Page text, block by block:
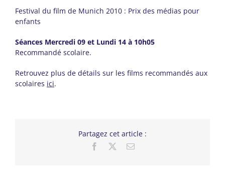
Festival du film de Munich 2010 : Prix des médias pour
enfants
Séances Mercredi 09 et Lundi 14 à 10h05
Recommandé scolaire.
Retrouvez plus de détails sur les films recommandés aux
scolaires ici.
Partagez cet article :
Facebook Email